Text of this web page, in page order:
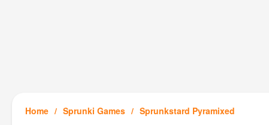
Home Sprunki Games Sprunkstard Pyramixed